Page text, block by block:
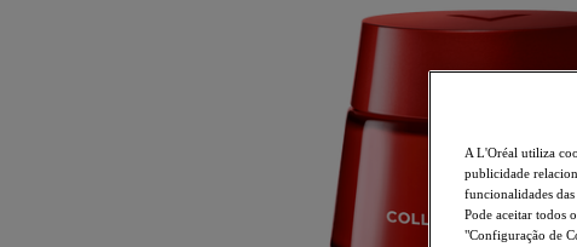
A L'Oréal utiliza
publicidade
funcionalidades
Pode aceitar todos
"Configuração de